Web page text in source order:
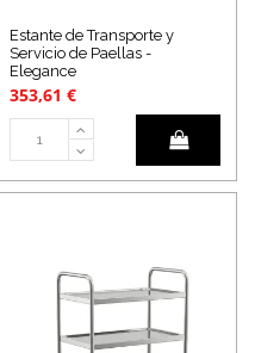
Estante de Transporte y
Servicio de Paellas -
Elegance
353,61 €